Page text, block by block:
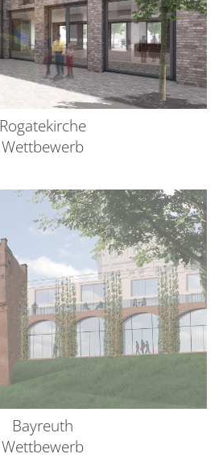
Rogatekirche
Wettbewerb
Bayreuth
Wettbewerb